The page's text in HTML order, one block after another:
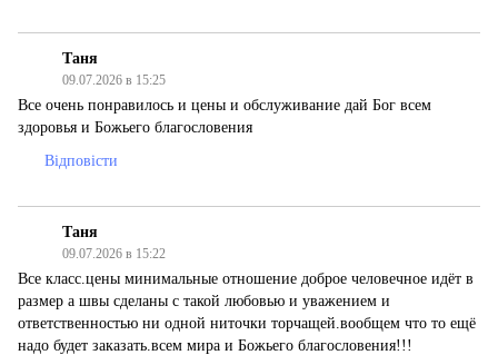
Таня
09.07.2026 в 15:25
Все очень понравилось и цены и обслуживание дай Бог всем
здоровья и Божьего благословения
Відповісти
Таня
09.07.2026 в 15:22
Все класс.цены минимальные отношение доброе человечное идёт в
размер а швы сделаны с такой любовью и уважением и
ответственностью ни одной ниточки торчащей.вообщем что то ещё
надо будет заказать.всем мира и Божьего благословения!!!